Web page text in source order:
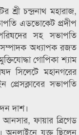
চন্দ্রনাথ মহারাজ,
এডভোকেট প্রদীপ
সহ সভাপতি
অধ্যাপক রজত
গোপিকা শ্যাম
সিলেটে মহানগরের
সভাপতি
দাশ।
ফায়ার ব্রিগেড
অনলাইনে যুক্ত ছিলেন